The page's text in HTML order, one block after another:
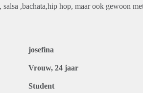
,bachata,hip hop, maar ook gewoon
josefina
Vrouw, 24 jaar
Student